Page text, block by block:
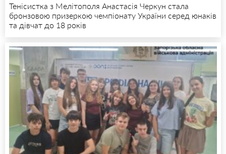
Тенісистка з Мелітополя Анастасія Черкун стала
бронзовою призеркою чемпіонату України серед юнаків
та дівчат до 18 років